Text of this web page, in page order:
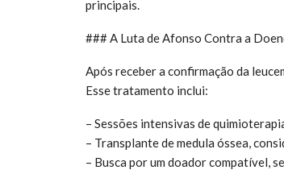
principais.
### A Luta de Afonso Contra a
Após receber a confirmação da
Esse tratamento inclui:
– Sessões intensivas de
– Transplante de medula óssea,
– Busca por um doador compatível,